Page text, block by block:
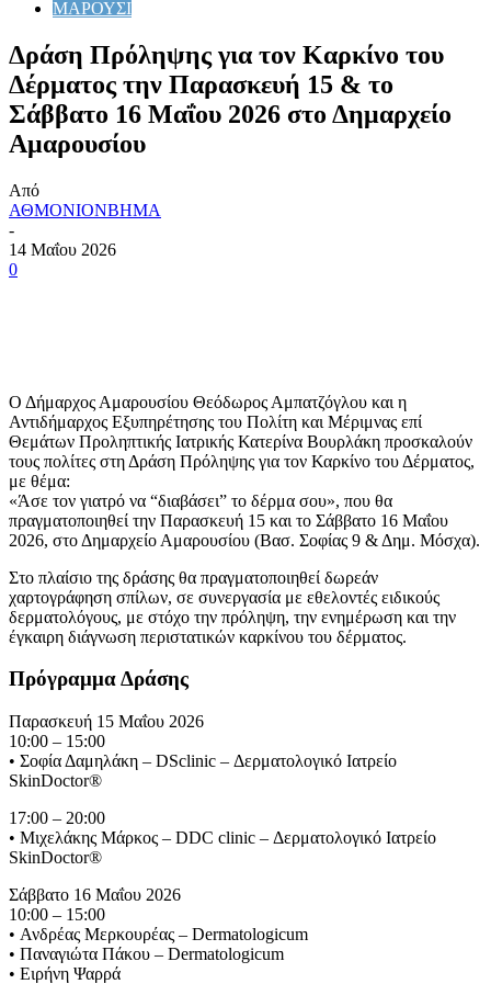
ΜΑΡΟΥΣΙ
Δράση Πρόληψης για τον Καρκίνο του
Δέρματος την Παρασκευή 15 & το
Σάββατο 16 Μαΐου 2026 στο Δημαρχείο
Αμαρουσίου
Από
ΑΘΜΟΝΙΟΝΒΗΜΑ
-
14 Μαΐου 2026
0
Ο Δήμαρχος Αμαρουσίου Θεόδωρος Αμπατζόγλου και η
Αντιδήμαρχος Εξυπηρέτησης του Πολίτη και Μέριμνας επί
Θεμάτων Προληπτικής Ιατρικής Κατερίνα Βουρλάκη προσκαλούν
τους πολίτες στη Δράση Πρόληψης για τον Καρκίνο του Δέρματος,
με θέμα:
«Άσε τον γιατρό να “διαβάσει” το δέρμα σου», που θα
πραγματοποιηθεί την Παρασκευή 15 και το Σάββατο 16 Μαΐου
2026, στο Δημαρχείο Αμαρουσίου (Βασ. Σοφίας 9 & Δημ. Μόσχα).
Στο πλαίσιο της δράσης θα πραγματοποιηθεί δωρεάν
χαρτογράφηση σπίλων, σε συνεργασία με εθελοντές ειδικούς
δερματολόγους, με στόχο την πρόληψη, την ενημέρωση και την
έγκαιρη διάγνωση περιστατικών καρκίνου του δέρματος.
Πρόγραμμα Δράσης
Παρασκευή 15 Μαΐου 2026
10:00 – 15:00
• Σοφία Δαμηλάκη – DSclinic – Δερματολογικό Ιατρείο
SkinDoctor®
17:00 – 20:00
• Μιχελάκης Μάρκος – DDC clinic – Δερματολογικό Ιατρείο
SkinDoctor®
Σάββατο 16 Μαΐου 2026
10:00 – 15:00
• Ανδρέας Μερκουρέας – Dermatologicum
• Παναγιώτα Πάκου – Dermatologicum
• Ειρήνη Ψαρρά